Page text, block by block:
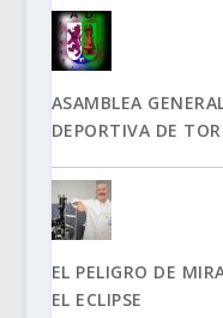
ASAMBLEA
DEPORTIVA DE
EL PELIGRO DE
EL ECLIPSE